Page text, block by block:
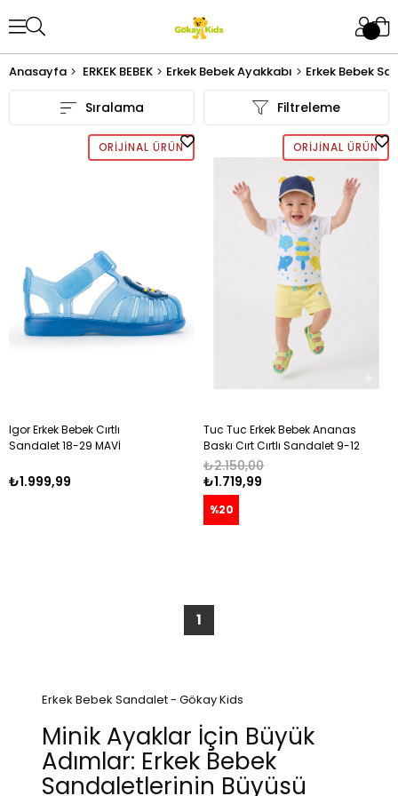
Anasayfa ERKEK BEBEK Erkek Bebek Ayakkabı Erkek Bebek
Filtreleme
Sıralama
ORIJINAL ÜRÜN
Igor Erkek Bebek Cırtlı
Sandalet 18-29 MAVİ
₺1.999,99
ORIJINAL ÜRÜN
Tuc Tuc Erkek Bebek Ananas
Baskı Cırt Cırtlı Sandalet 9-12
Ay YEŞİL
₺1.719,99
₺2.150,00
%20
1
Erkek Bebek Sandalet - Gökay Kids
Minik Ayaklar İçin Büyük
Adımlar: Erkek Bebek
Sandaletlerinin Büyüsü